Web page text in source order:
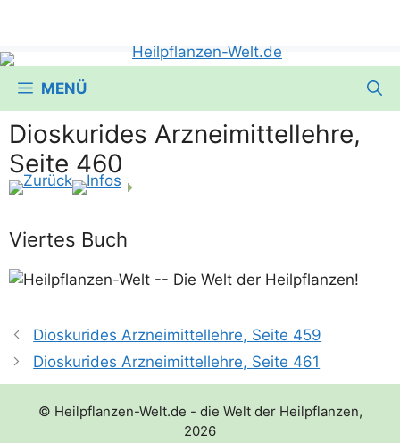
MENÜ
Dioskurides Arzneimittellehre,
Seite 460
Viertes Buch
Dioskurides Arzneimittellehre, Seite 459
Dioskurides Arzneimittellehre, Seite 461
© Heilpflanzen-Welt.de - die Welt der Heilpflanzen,
2026